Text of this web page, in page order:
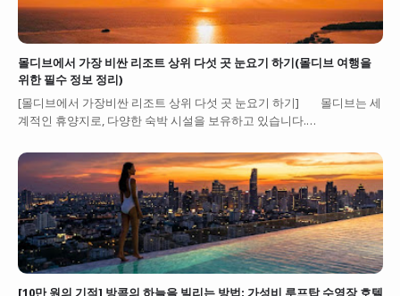
몰디브에서 가장 비싼 리조트 상위 다섯 곳 눈요기 하기(몰디브 여행을
위한 필수 정보 정리)
[몰디브에서 가장비싼 리조트 상위 다섯 곳 눈요기 하기] 몰디브는 세
계적인 휴양지로, 다양한 숙박 시설을 보유하고 있습니다.…
[10만 원의 기적] 방콕의 하늘을 빌리는 방법: 가성비 루프탑 수영장 호텔